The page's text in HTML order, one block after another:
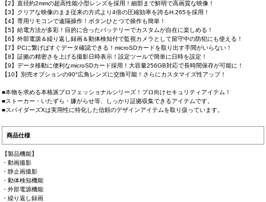
【2】直径約2mmの超高性能小型レンズを採用！細部まで鮮明で高画質な映像！
【3】クリアな映像のまま従来の方式より4倍の圧縮効率を誇るH.265を採用！
【4】専用リモコンで遠隔操作！ボタンひとつで操作も簡単！
【5】給電方法が多彩！目的に合ったバッテリーでカスタムが自在に楽しめる！
【6】外部電源＆繰り返し録画＆動体検知付で監視カメラとして留守中の防犯にも使える！
【7】PCに繋げばすぐデータ確認できる！microSDカードを取り出す手間がいらない！
【8】証拠の精密さを上げる撮影日時表示！設定ツールで簡単に日時を設定！
【9】データ移動に便利なmicroSDカード採用！大容量256GB対応で長時間保存が可能に！
【10】別売オプションの90°広角レンズに交換可能！さらにカスタマイズ性アップ！
■本物を求める本格派プロフェッショナルシリーズ！プロ向けセキュリティアイテム！
■ストーカー・いたずら・嫌がらせ等、しっかり証拠収集できるアイテムです。
■スパイダーズXは実用性に特化した信頼のデザインアイテムを取り扱っています。
商品仕様
【製品機能】
・動画撮影
・静止画撮影
・動体検知機能
・外部電源機能
・繰り返し録画